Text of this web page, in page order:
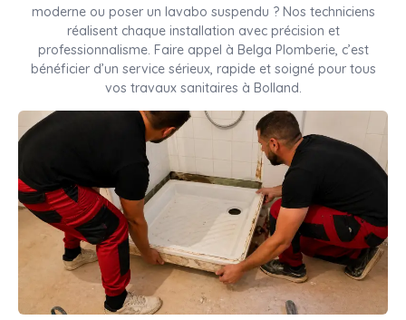
moderne ou poser un lavabo suspendu ? Nos techniciens
réalisent chaque installation avec précision et
professionnalisme. Faire appel à Belga Plomberie, c’est
bénéficier d’un service sérieux, rapide et soigné pour tous
vos travaux sanitaires à Bolland.